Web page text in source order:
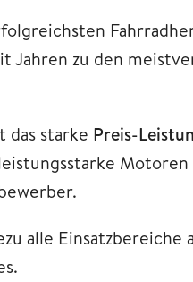
Jahren zu den
das starke Preis-
alle Einsatzbereiche